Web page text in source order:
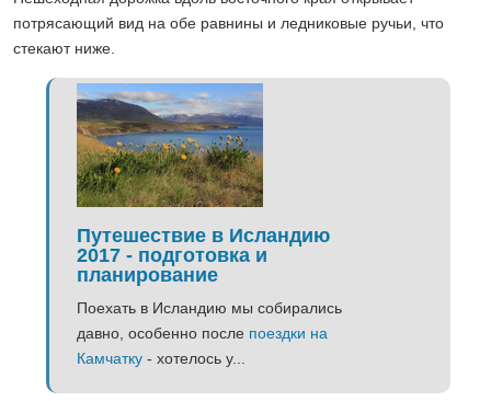
потрясающий вид на обе равнины и ледниковые ручьи, что
стекают ниже.
Путешествие в Исландию
2017 - подготовка и
планирование
Поехать в Исландию мы собирались
давно, особенно после поездки на
Камчатку - хотелось у...